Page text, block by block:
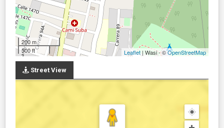
200 m
500 ft
Leaflet | Wasi - ©OpenStreetMap
Street View